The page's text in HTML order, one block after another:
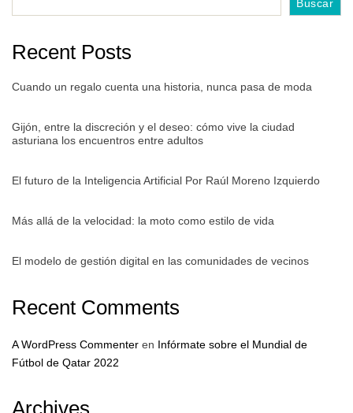
Buscar
Recent Posts
Cuando un regalo cuenta una historia, nunca pasa de moda
Gijón, entre la discreción y el deseo: cómo vive la ciudad
asturiana los encuentros entre adultos
El futuro de la Inteligencia Artificial Por Raúl Moreno Izquierdo
Más allá de la velocidad: la moto como estilo de vida
El modelo de gestión digital en las comunidades de vecinos
Recent Comments
A WordPress Commenter en Infórmate sobre el Mundial de
Fútbol de Qatar 2022
Archives